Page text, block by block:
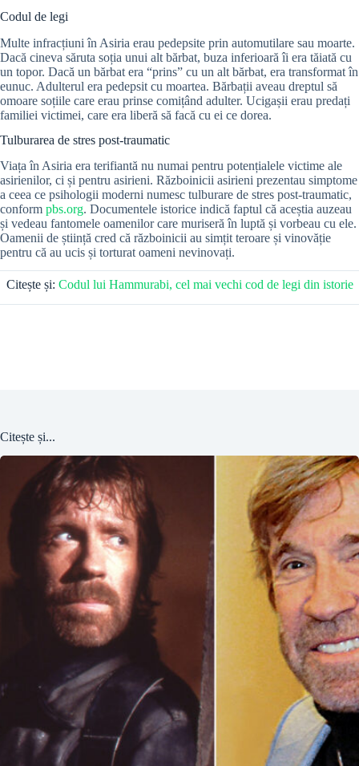
Codul de legi
Multe infracțiuni în Asiria erau pedepsite prin automutilare sau moarte.
Dacă cineva săruta soția unui alt bărbat, buza inferioară îi era tăiată cu
un topor. Dacă un bărbat era “prins” cu un alt bărbat, era transformat în
eunuc. Adulterul era pedepsit cu moartea. Bărbații aveau dreptul să
omoare soțiile care erau prinse comițând adulter. Ucigașii erau predați
familiei victimei, care era liberă să facă cu ei ce dorea.
Tulburarea de stres post-traumatic
Viața în Asiria era terifiantă nu numai pentru potențialele victime ale
asirienilor, ci și pentru asirieni. Războinicii asirieni prezentau simptome
a ceea ce psihologii moderni numesc tulburare de stres post-traumatic,
conform pbs.org. Documentele istorice indică faptul că aceștia auzeau
și vedeau fantomele oamenilor care muriseră în luptă și vorbeau cu ele.
Oamenii de știință cred că războinicii au simțit teroare și vinovăție
pentru că au ucis și torturat oameni nevinovați.
Citește și: Codul lui Hammurabi, cel mai vechi cod de legi din istorie
Citește și...